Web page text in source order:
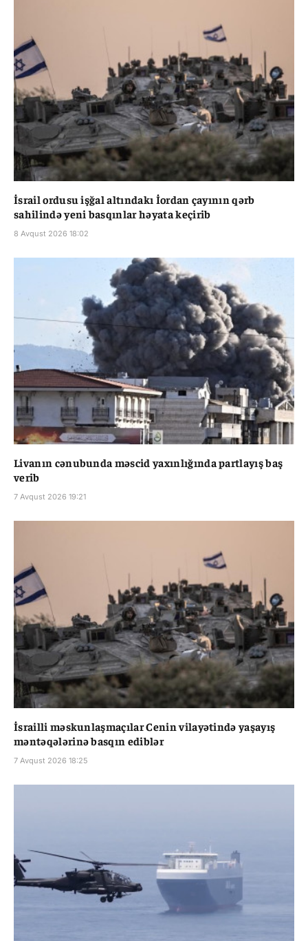
İsrail ordusu işğal altındakı İordan çayının qərb
sahilində yeni basqınlar həyata keçirib
8 Avqust 2026 18:02
Livanın cənubunda məscid yaxınlığında partlayış baş
verib
7 Avqust 2026 19:21
İsrailli məskunlaşmaçılar Cenin vilayətində yaşayış
məntəqələrinə basqın ediblər
7 Avqust 2026 18:25